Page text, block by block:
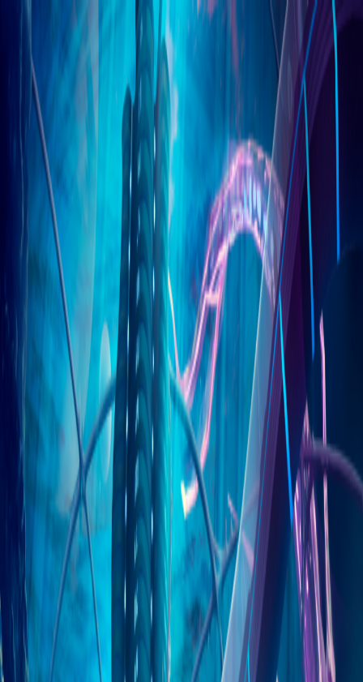
Ilustración · 2023
Egosoft: Borons
Pieza del portafolio de Forja Studios.